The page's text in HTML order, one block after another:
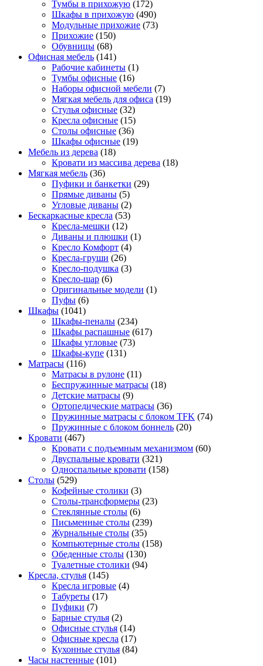
Тумбы в прихожую (172)
Шкафы в прихожую (490)
Модульные прихожие (73)
Прихожие (150)
Обувницы (68)
Офисная мебель (141)
Рабочие кабинеты (1)
Тумбы офисные (16)
Наборы офисной мебели (7)
Мягкая мебель для офиса (19)
Стулья офисные (32)
Кресла офисные (15)
Столы офисные (36)
Шкафы офисные (19)
Мебель из дерева (18)
Кровати из массива дерева (18)
Мягкая мебель (36)
Пуфики и банкетки (29)
Прямые диваны (5)
Угловые диваны (2)
Бескаркасные кресла (53)
Кресла-мешки (12)
Диваны и плюшки (1)
Кресло Комфорт (4)
Кресла-груши (26)
Кресло-подушка (3)
Кресло-шар (6)
Оригинальные модели (1)
Пуфы (6)
Шкафы (1041)
Шкафы-пеналы (234)
Шкафы распашные (617)
Шкафы угловые (73)
Шкафы-купе (131)
Матрасы (116)
Матрасы в рулоне (11)
Беспружинные матрасы (18)
Детские матрасы (9)
Ортопедические матрасы (36)
Пружинные матрасы с блоком TFK (74)
Пружинные с блоком боннель (20)
Кровати (467)
Кровати с подъемным механизмом (60)
Двуспальные кровати (321)
Односпальные кровати (158)
Столы (529)
Кофейные столики (3)
Столы-трансформеры (23)
Стеклянные столы (6)
Письменные столы (239)
Журнальные столы (35)
Компьютерные столы (158)
Обеденные столы (130)
Туалетные столики (94)
Кресла, стулья (145)
Кресла игровые (4)
Табуреты (17)
Пуфики (7)
Барные стулья (2)
Офисные стулья (14)
Офисные кресла (17)
Кухонные стулья (84)
Часы настенные (101)